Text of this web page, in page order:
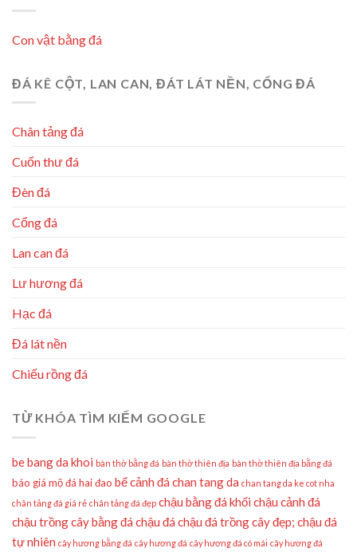
Con vật bằng đá
ĐÁ KÊ CỘT, LAN CAN, ĐÁT LÁT NỀN, CỔNG ĐÁ
Chân tảng đá
Cuốn thư đá
Đèn đá
Cổng đá
Lan can đá
Lư hương đá
Hạc đá
Đá lát nền
Chiếu rồng đá
TỪ KHÓA TÌM KIẾM GOOGLE
be bang da khoi bàn thờ bằng đá bàn thờ thiên địa bàn thờ thiên địa bằng đá
báo giá mộ đá hai đao bể cảnh đá chan tang da chan tang da ke cot nha
chân tảng đá giá rẻ chân tảng đá đẹp chậu bằng đá khối chậu cảnh đá
chậu trồng cây bằng đá chậu đá chậu đá trồng cây đẹp; chậu đá
tự nhiên cây hương bằng đá cây hương đá cây hương đá có mái cây hương đá